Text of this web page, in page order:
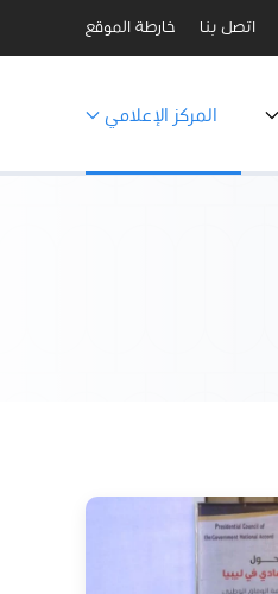
اتصل بنا خارطة الموقع
المركز الإعلامي